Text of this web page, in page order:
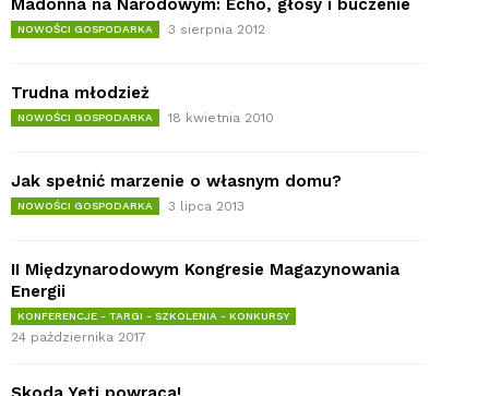
Madonna na Narodowym: Echo, głosy i buczenie
NOWOŚCI GOSPODARKA 3 sierpnia 2012
Trudna młodzież
NOWOŚCI GOSPODARKA 18 kwietnia 2010
Jak spełnić marzenie o własnym domu?
NOWOŚCI GOSPODARKA 3 lipca 2013
II Międzynarodowym Kongresie Magazynowania
Energii
KONFERENCJE - TARGI - SZKOLENIA - KONKURSY
24 października 2017